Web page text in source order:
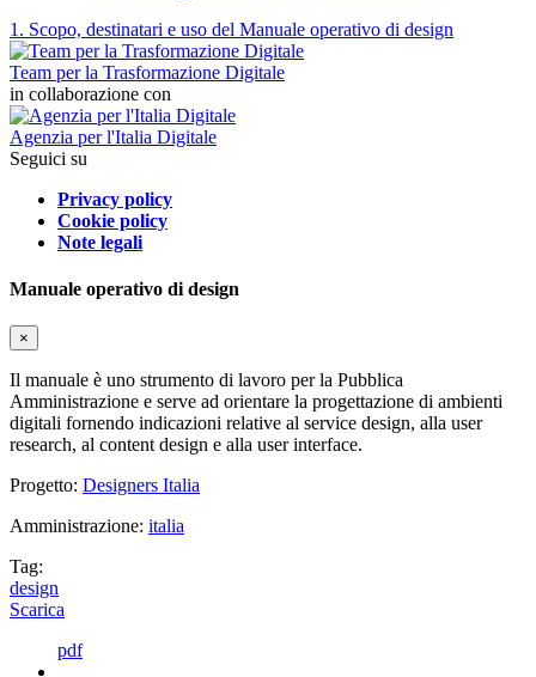
1. Scopo, destinatari e uso del Manuale operativo di design
Team per la Trasformazione Digitale
in collaborazione con
Agenzia per l'Italia Digitale
Seguici su
Privacy policy
Cookie policy
Note legali
Manuale operativo di design
×
Il manuale è uno strumento di lavoro per la Pubblica
Amministrazione e serve ad orientare la progettazione di ambienti
digitali fornendo indicazioni relative al service design, alla user
research, al content design e alla user interface.
Progetto: Designers Italia
Amministrazione: italia
Tag:
design
Scarica
pdf